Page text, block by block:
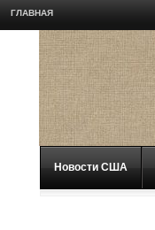
ГЛАВНАЯ
Новости США